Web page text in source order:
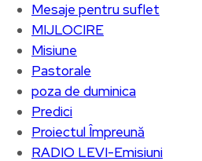
Mesaje pentru suflet
MIJLOCIRE
Misiune
Pastorale
poza de duminica
Predici
Proiectul Împreună
RADIO LEVI-Emisiuni